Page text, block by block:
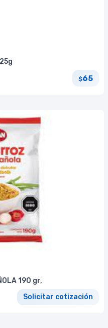
$65
190 gr,
Solicitar cotización